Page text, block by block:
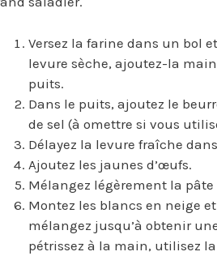
Versez la farine dans un bol
levure sèche, ajoutez-la
puits.
Dans le puits, ajoutez le
de sel (à omettre si vous
Délayez la levure fraîche
Ajoutez les jaunes d’œufs.
Mélangez légèrement la
Montez les blancs en neige
mélangez jusqu’à obtenir
pétrissez à la main, utilisez